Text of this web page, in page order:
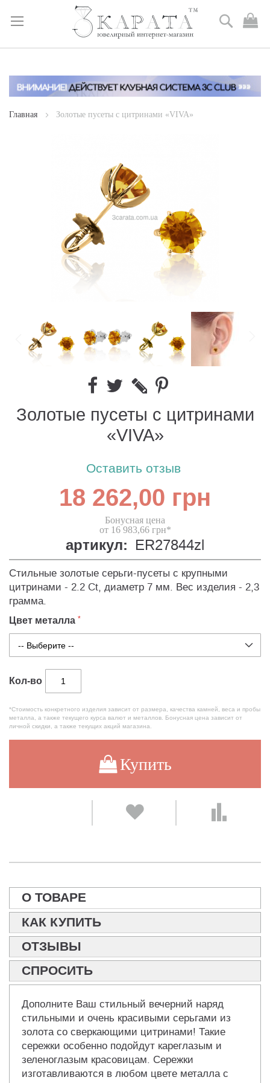
Skip
Content
Поиск
Главная Золотые пусеты с цитринами «VIVA»
Золотые пусеты с цитринами
«VIVA»
Оставить отзыв
18 262,00 грн
Бонусная цена
от 16 983,66 грн*
артикул: ER27844zl
Стильные золотые серьги-пусеты с крупными
цитринами - 2.2 Ct, диаметр 7 мм. Вес изделия - 2,3
грамма.
Цвет металла
Кол-во
*Стоимость конкретного изделия зависит от размера, качества камней, веса и пробы
металла, а также текущего курса валют и металлов. Бонусная цена зависит от
личной скидки, а также текущих акций магазина.
Купить
О ТОВАРЕ
КАК КУПИТЬ
ОТЗЫВЫ
СПРОСИТЬ
Дополните Ваш стильный вечерний наряд
стильными и очень красивыми серьгами из
золота со сверкающими цитринами! Такие
сережки особенно подойдут кареглазым и
зеленоглазым красовицам. Сережки
изготавливаются в любом цвете металла с